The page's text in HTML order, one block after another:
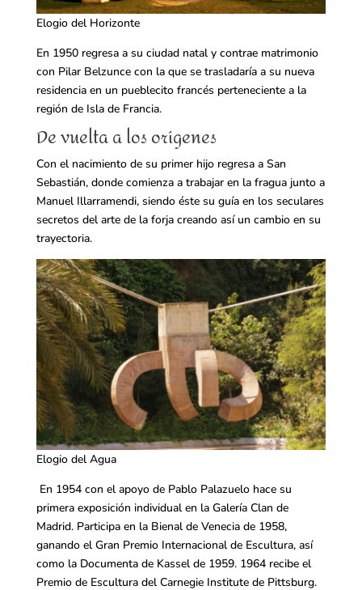
Elogio del Horizonte
En 1950 regresa a su ciudad natal y contrae matrimonio
con Pilar Belzunce con la que se trasladaría a su nueva
residencia en un pueblecito francés perteneciente a la
región de Isla de Francia.
De vuelta a los orígenes
Con el nacimiento de su primer hijo regresa a San
Sebastián, donde comienza a trabajar en la fragua junto a
Manuel Illarramendi, siendo éste su guía en los seculares
secretos del arte de la forja creando así un cambio en su
trayectoria.
Elogio del Agua
En 1954 con el apoyo de Pablo Palazuelo hace su
primera exposición individual en la Galería Clan de
Madrid. Participa en la Bienal de Venecia de 1958,
ganando el Gran Premio Internacional de Escultura, así
como la Documenta de Kassel de 1959. 1964 recibe el
Premio de Escultura del Carnegie Institute de Pittsburg.